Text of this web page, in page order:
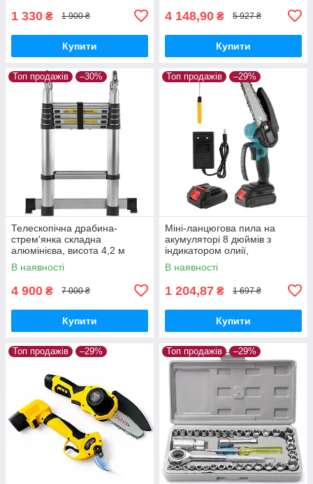
1 330 ₴ 1 900 ₴
Купити
4 148,90 ₴ 5 927 ₴
Купити
Топ продажів –30%
Телескопічна драбина-
стрем'янка складна
алюмінієва, висота 4,2 м
В наявності
4 900 ₴ 7 000 ₴
Купити
Топ продажів –29%
Міні-ланцюгова пила на
акумуляторі 8 дюймів з
індикатором олиії,
комплектується двома
батареями
В наявності
1 204,87 ₴ 1 697 ₴
Купити
Топ продажів –29% Топ продажів –29%